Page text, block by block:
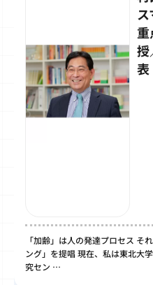
授
表
「加齢」は人の発達プロセス そ
ング」を提唱 現在、私は東北大
究セン …